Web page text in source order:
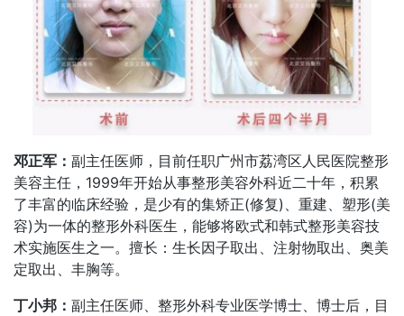
邓正军： 副主任医师，目前任职广州市荔湾区人民医院整形
美容主任，1999年开始从事整形美容外科近二十年，积累
了丰富的临床经验，是少有的集矫正(修复)、重建、塑形(美
容)为一体的整形外科医生，能够将欧式和韩式整形美容技
术实施医生之一。擅长：生长因子取出、注射物取出、奥美
定取出、丰胸等。
丁小邦： 副主任医师、整形外科专业医学博士、博士后，目